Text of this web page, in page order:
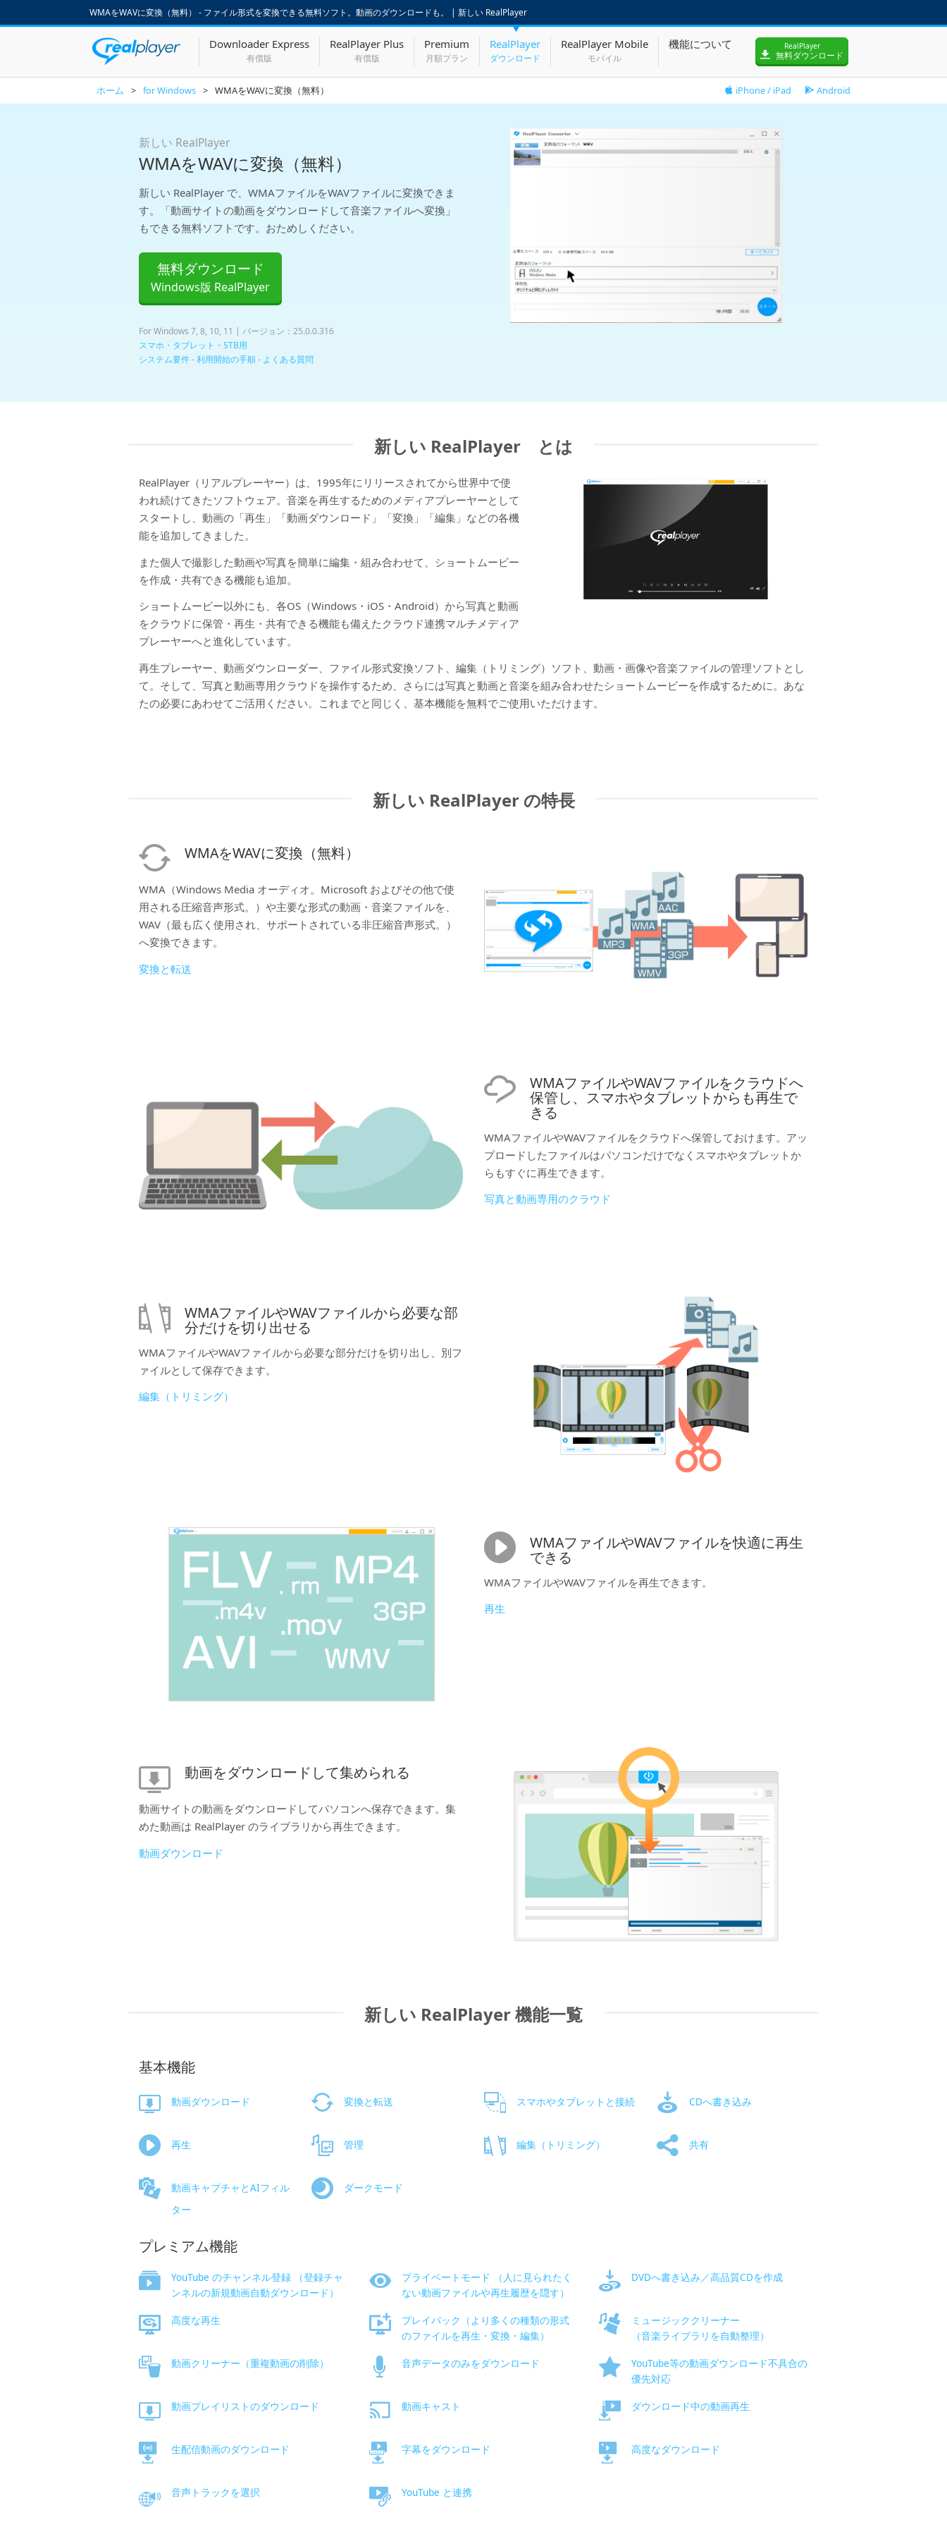
WMAをWAVに変換（無料） - ファイル形式を変換できる無料ソフト。動画のダウンロードも。 | 新しい RealPlayer
Downloader Express
有償版
RealPlayer Plus
有償版
Premium
月額プラン
RealPlayer
ダウンロード
RealPlayer Mobile
モバイル
機能について RealPlayer
無料ダウンロード
ホーム > for Windows > WMAをWAVに変換（無料） Android
iPhone / iPad
新しい RealPlayer
WMAをWAVに変換（無料）
新しい RealPlayer で、WMAファイルをWAVファイルに変換できま
す。「動画サイトの動画をダウンロードして音楽ファイルへ変換」
もできる無料ソフトです。おためしください。
無料ダウンロード
Windows版 RealPlayer
For Windows 7, 8, 10, 11 | バージョン：25.0.0.316
スマホ・タブレット・STB用
システム要件-利用開始の手順- よくある質問
新しい RealPlayer とは
RealPlayer（リアルプレーヤー）は、1995年にリリースされてから世界中で使
われ続けてきたソフトウェア。音楽を再生するためのメディアプレーヤーとして
スタートし、動画の「再生」「動画ダウンロード」「変換」「編集」などの各機
能を追加してきました。
また個人で撮影した動画や写真を簡単に編集・組み合わせて、ショートムービー
を作成・共有できる機能も追加。
ショートムービー以外にも、各OS（Windows・iOS・Android）から写真と動画
をクラウドに保管・再生・共有できる機能も備えたクラウド連携マルチメディア
プレーヤーへと進化しています。
再生プレーヤー、動画ダウンローダー、ファイル形式変換ソフト、編集（トリミング）ソフト、動画・画像や音楽ファイルの管理ソフトとし
て。そして、写真と動画専用クラウドを操作するため、さらには写真と動画と音楽を組み合わせたショートムービーを作成するために。あな
たの必要にあわせてご活用ください。これまでと同じく、基本機能を無料でご使用いただけます。
新しい RealPlayer の特長
WMAをWAVに変換（無料）
WMA（Windows Media オーディオ。Microsoft およびその他で使
用される圧縮音声形式。）や主要な形式の動画・音楽ファイルを、
WAV（最も広く使用され、サポートされている非圧縮音声形式。）
へ変換できます。
変換と転送
WMAファイルやWAVファイルをクラウドへ
保管し、スマホやタブレットからも再生で
きる
WMAファイルやWAVファイルをクラウドへ保管しておけます。アッ
プロードしたファイルはパソコンだけでなくスマホやタブレットか
らもすぐに再生できます。
写真と動画専用のクラウド
WMAファイルやWAVファイルから必要な部
分だけを切り出せる
WMAファイルやWAVファイルから必要な部分だけを切り出し、別フ
ァイルとして保存できます。
編集（トリミング）
WMAファイルやWAVファイルを快適に再生
できる
WMAファイルやWAVファイルを再生できます。
再生
動画をダウンロードして集められる
動画サイトの動画をダウンロードしてパソコンへ保存できます。集
めた動画は RealPlayer のライブラリから再生できます。
動画ダウンロード
新しい RealPlayer 機能一覧
基本機能
動画ダウンロード 変換と転送 スマホやタブレットと接続 CDへ書き込み
再生 管理 編集（トリミング） 共有
動画キャプチャとAIフィル
ター
ダークモード
プレミアム機能
YouTube のチャンネル登録 （登録チャ
ンネルの新規動画自動ダウンロード）
プライベートモード （人に見られたく
ない動画ファイルや再生履歴を隠す）
DVDへ書き込み／高品質CDを作成
高度な再生
プレイパック（より多くの種類の形式
のファイルを再生・変換・編集）
ミュージッククリーナー
（音楽ライブラリを自動整理）
動画クリーナー（重複動画の削除） 音声データのみをダウンロード
YouTube等の動画ダウンロード不具合の
優先対応
動画プレイリストのダウンロード 動画キャスト ダウンロード中の動画再生
生配信動画のダウンロード 字幕をダウンロード 高度なダウンロード
音声トラックを選択 YouTube と連携